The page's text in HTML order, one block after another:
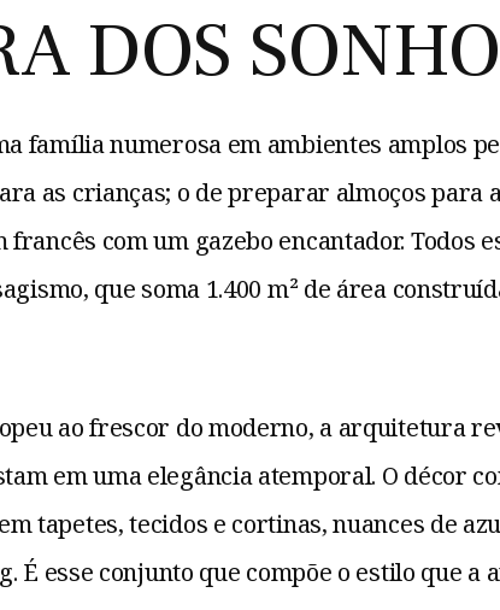
DOS
família numerosa em ambientes amplos
as crianças; o de preparar almoços para
com um gazebo encantador. Todos
que soma 1.400 m² de área
ao frescor do moderno, a arquitetura
em uma elegância atemporal. O décor
tapetes, tecidos e cortinas, nuances de
É esse conjunto que compõe o estilo que